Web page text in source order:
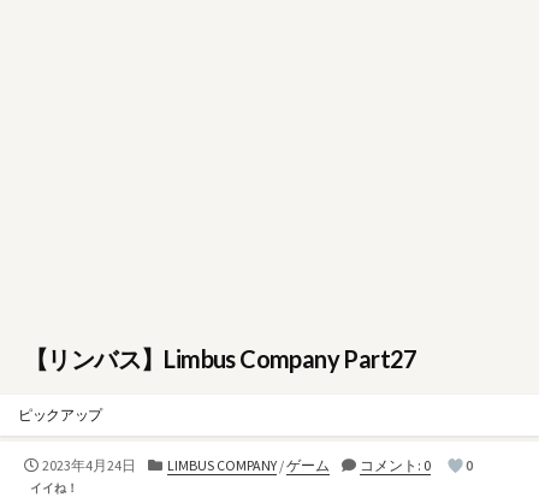
【リンバス】Limbus Company Part27
ピックアップ
公
開
2023年4月24日
カ
LIMBUS COMPANY/ゲーム コメント: 0 0
イイね！